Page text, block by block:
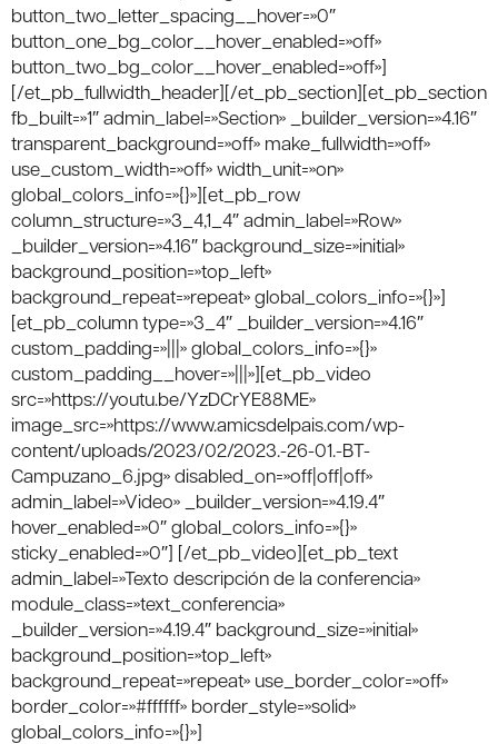
button_two_letter_spacing__hover=»0″
button_one_bg_color__hover_enabled=»off»
button_two_bg_color__hover_enabled=»off»]
[/et_pb_fullwidth_header][/et_pb_section][et_pb_section
fb_built=»1″ admin_label=»Section» _builder_version=»4.16″
transparent_background=»off» make_fullwidth=»off»
use_custom_width=»off» width_unit=»on»
global_colors_info=»{}»][et_pb_row
column_structure=»3_4,1_4″ admin_label=»Row»
_builder_version=»4.16″ background_size=»initial»
background_position=»top_left»
background_repeat=»repeat» global_colors_info=»{}»]
[et_pb_column type=»3_4″ _builder_version=»4.16″
custom_padding=»|||» global_colors_info=»{}»
custom_padding__hover=»|||»][et_pb_video
src=»https://youtu.be/YzDCrYE88ME»
image_src=»https://www.amicsdelpais.com/wp-
content/uploads/2023/02/2023.-26-01.-BT-
Campuzano_6.jpg» disabled_on=»off|off|off»
admin_label=»Video» _builder_version=»4.19.4″
hover_enabled=»0″ global_colors_info=»{}»
sticky_enabled=»0″] [/et_pb_video][et_pb_text
admin_label=»Texto descripción de la conferencia»
module_class=»text_conferencia»
_builder_version=»4.19.4″ background_size=»initial»
background_position=»top_left»
background_repeat=»repeat» use_border_color=»off»
border_color=»#ffffff» border_style=»solid»
global_colors_info=»{}»]